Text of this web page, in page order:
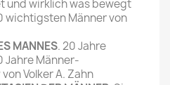
und wirklich was bewegt
wichtigsten Männer von
MANNES. 20 Jahre
Jahre Männer-
Volker A. Zahn